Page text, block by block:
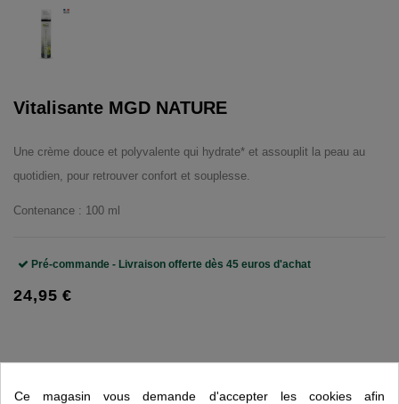
Vitalisante MGD NATURE
Une crème douce et polyvalente qui hydrate* et assouplit la peau au
quotidien, pour retrouver confort et souplesse.
Contenance : 100 ml
Pré-commande - Livraison offerte dès 45 euros d'achat
24,95 €
Ce magasin vous demande d'accepter les cookies afin